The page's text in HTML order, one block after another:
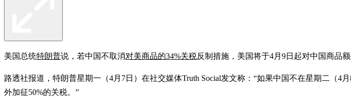
美国总统特朗普说，若中国不取消对美商品的34%关税反制措施，美国将于4月9日起对中国商品
路透社报道，特朗普星期一（4月7日）在社交媒体Truth Social发文称：“如果中国不在星期二（4
外加征50%的关税。”